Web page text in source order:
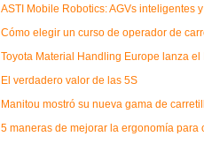
ASTI Mobile Robotics: AGVs inteligentes
Cómo elegir un curso de operador de
Toyota Material Handling Europe lanza
El verdadero valor de las 5S
Manitou mostró su nueva gama de
5 maneras de mejorar la ergonomía para